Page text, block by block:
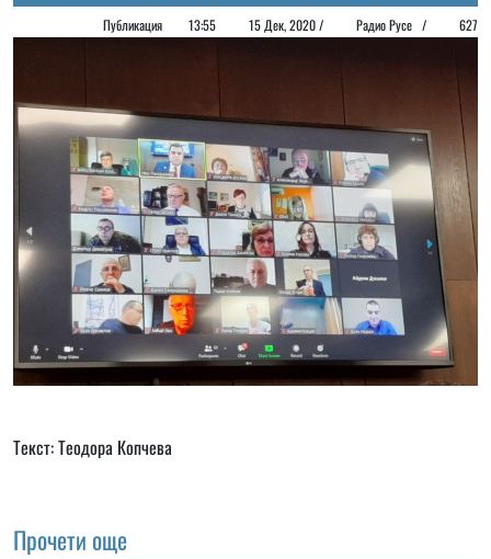
Публикация 13:55 15 Дек, 2020 / Радио Русе / 627
Текст: Теодора Копчева
Прочети още